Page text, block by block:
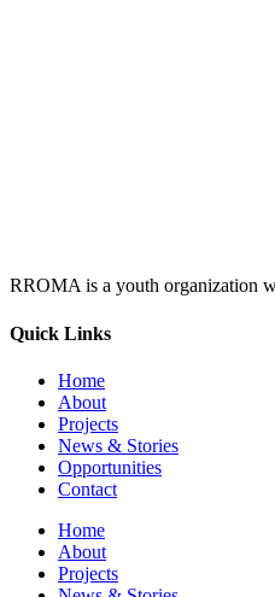
RROMA is a youth organization
Quick Links
Home
About
Projects
News & Stories
Opportunities
Contact
Home
About
Projects